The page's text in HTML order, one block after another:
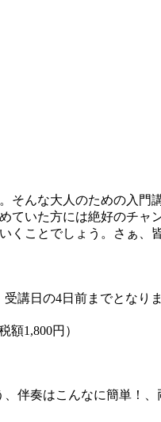
んな大人のための入門
ていた方には絶好のチ
ことでしょう。さぁ、
講日の4日前までとなりま
額1,800円）
伴奏はこんなに簡単！